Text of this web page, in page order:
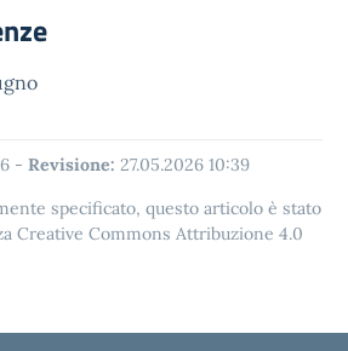
- Revisione: 27.05.2026 10:39
specificato, questo articolo è stato
Creative Commons Attribuzione 4.0